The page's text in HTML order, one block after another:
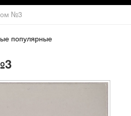
№3
популярные